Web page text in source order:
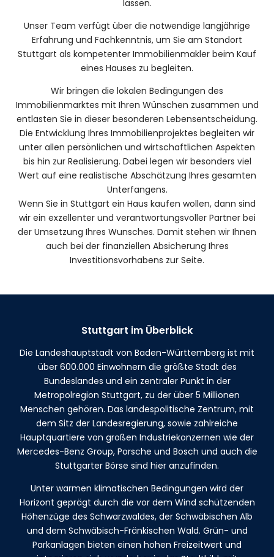
lassen.
Unser Team verfügt über die notwendige langjährige
Erfahrung und Fachkenntnis, um Sie am Standort
Stuttgart als kompetenter Immobilienmakler beim Kauf
eines Hauses zu begleiten.
Wir bringen die lokalen Bedingungen des
Immobilienmarktes mit Ihren Wünschen zusammen und
entlasten Sie in dieser besonderen Lebensentscheidung.
Die Entwicklung Ihres Immobilienprojektes begleiten wir
unter allen persönlichen und wirtschaftlichen Aspekten
bis hin zur Realisierung. Dabei legen wir besonders viel
Wert auf eine realistische Abschätzung Ihres gesamten
Unterfangens.
Wenn Sie in Stuttgart ein Haus kaufen wollen, dann sind
wir ein exzellenter und verantwortungsvoller Partner bei
der Umsetzung Ihres Wunsches. Damit stehen wir Ihnen
auch bei der finanziellen Absicherung Ihres
Investitionsvorhabens zur Seite.
Stuttgart im Überblick
Die Landeshauptstadt von Baden-Württemberg ist mit
über 600.000 Einwohnern die größte Stadt des
Bundeslandes und ein zentraler Punkt in der
Metropolregion Stuttgart, zu der über 5 Millionen
Menschen gehören. Das landespolitische Zentrum, mit
dem Sitz der Landesregierung, sowie zahlreiche
Hauptquartiere von großen Industriekonzernen wie der
Mercedes-Benz Group, Porsche und Bosch und auch die
Stuttgarter Börse sind hier anzufinden.
Unter warmen klimatischen Bedingungen wird der
Horizont geprägt durch die vor dem Wind schützenden
Höhenzüge des Schwarzwaldes, der Schwäbischen Alb
und dem Schwäbisch-Fränkischen Wald. Grün- und
Parkanlagen bieten einen hohen Freizeitwert und